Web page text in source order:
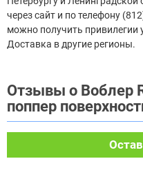
через сайт и по телефону
можно получить привилегии
Доставка в другие регионы.
Отзывы о Воблер
поппер